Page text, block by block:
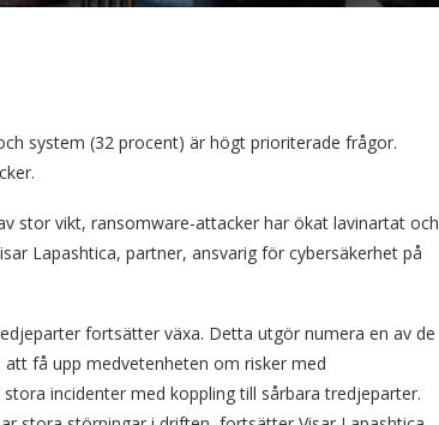
system (32 procent) är högt prioriterade frågor.
stor vikt, ransomware-attacker har ökat lavinartat och
Lapashtica, partner, ansvarig för cybersäkerhet på
fortsätter växa. Detta utgör numera en av de
få upp medvetenheten om risker med
incidenter med koppling till sårbara tredjeparter.